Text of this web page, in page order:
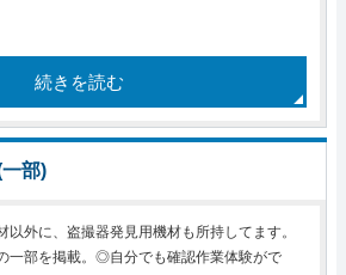
続きを読む
部)
外に、盗撮器発見用機材も所持してます。
一部を掲載。◎自分でも確認作業体験がで